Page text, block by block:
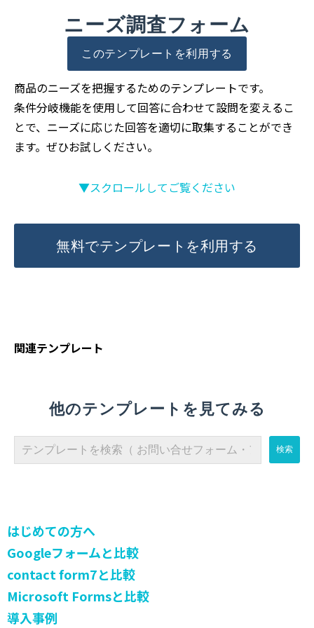
ニーズ調査フォーム
このテンプレートを利用する
商品のニーズを把握するためのテンプレートです。
条件分岐機能を使用して回答に合わせて設問を変えるこ
とで、ニーズに応じた回答を適切に取集することができ
ます。ぜひお試しください。
▼スクロールしてご覧ください
無料でテンプレートを利用する
関連テンプレート
他のテンプレートを見てみる
はじめての方へ
Googleフォームと比較
contact form7と比較
Microsoft Formsと比較
導入事例